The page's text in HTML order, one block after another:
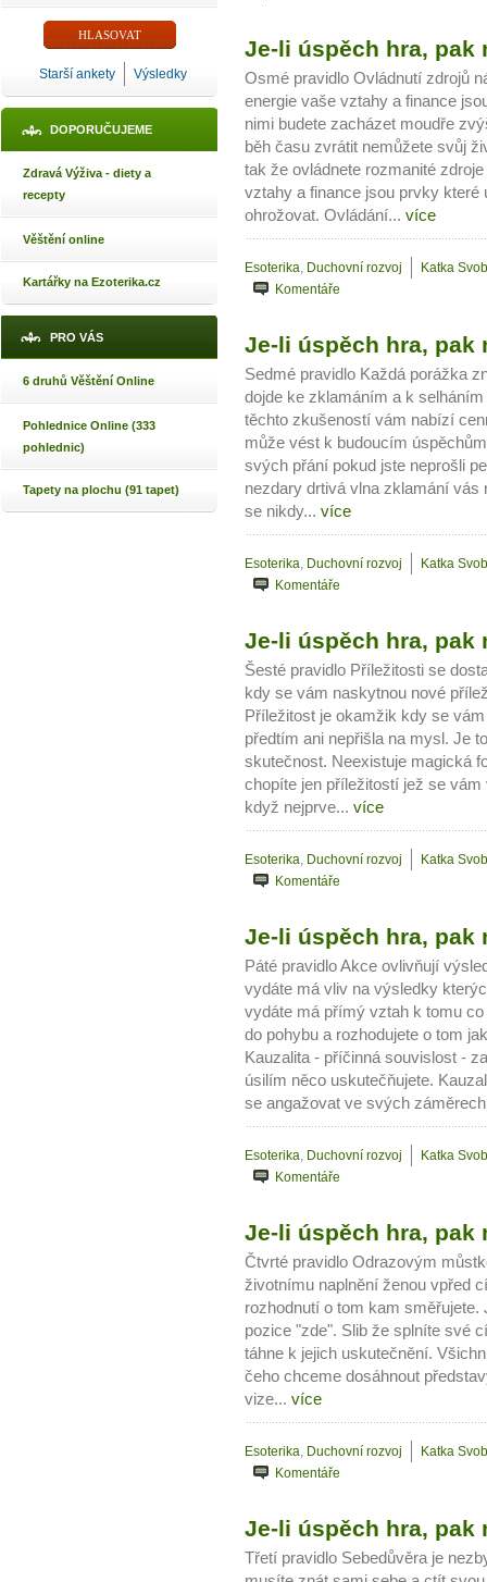
10 tipů
...
Jak vnést do života
Jak být šťastnější
Starší ankety Výsledky
DOPORUČUJEME
Zdravá Výživa - diety a
recepty
Věštění online
Kartářky na Ezoterika.cz
PRO VÁS
6 druhů Věštění Online
Pohlednice Online (333
pohlednic)
Tapety na plochu (91 tapet)
Je-li úspěch hra, pak
Osmé pravidlo Ovládnutí zdrojů
energie vaše vztahy a finance
nimi budete zacházet moudře
běh času zvrátit nemůžete svůj
tak že ovládnete rozmanité
vztahy a finance jsou prvky které
ohrožovat. Ovládání... více
Esoterika, Duchovní rozvoj
Katka
Komentáře
Je-li úspěch hra, pak
Sedmé pravidlo Každá porážka
dojde ke zklamáním a k
těchto zkušeností vám nabízí
může vést k budoucím
svých přání pokud jste neprošli
nezdary drtivá vlna zklamání vás
se nikdy... více
Esoterika, Duchovní rozvoj
Katka
Komentáře
Je-li úspěch hra, pak
Šesté pravidlo Příležitosti se
kdy se vám naskytnou nové
Příležitost je okamžik kdy se
předtím ani nepřišla na mysl. Je
skutečnost. Neexistuje magická
chopíte jen příležitostí jež se
když nejprve... více
Esoterika, Duchovní rozvoj
Katka
Komentáře
Je-li úspěch hra, pak
Páté pravidlo Akce ovlivňují
vydáte má vliv na výsledky
vydáte má přímý vztah k tomu
do pohybu a rozhodujete o tom
Kauzalita - příčinná souvislost -
úsilím něco uskutečňujete.
se angažovat ve svých
Esoterika, Duchovní rozvoj
Katka
Komentáře
Je-li úspěch hra, pak
Čtvrté pravidlo Odrazovým
životnímu naplnění ženou vpřed
rozhodnutí o tom kam směřujete.
pozice "zde". Slib že splníte své
táhne k jejich uskutečnění.
čeho chceme dosáhnout
vize... více
Esoterika, Duchovní rozvoj
Katka
Komentáře
Je-li úspěch hra, pak
Třetí pravidlo Sebedůvěra je